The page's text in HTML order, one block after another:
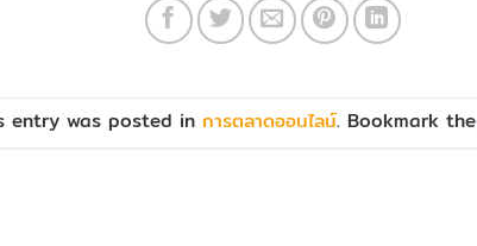
entry was posted inการตลาดออนไลน์. Bookmark the